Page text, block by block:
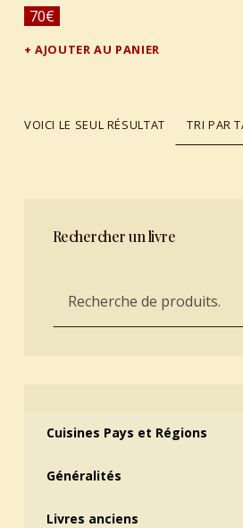
70€
AJOUTER AU PANIER
VOICI LE SEUL RÉSULTAT
Rechercher un livre
Recherche pour :
Cuisines Pays et Régions
Généralités
Livres anciens